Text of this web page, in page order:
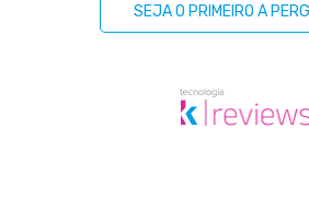
SEJA O PRIMEIRO A